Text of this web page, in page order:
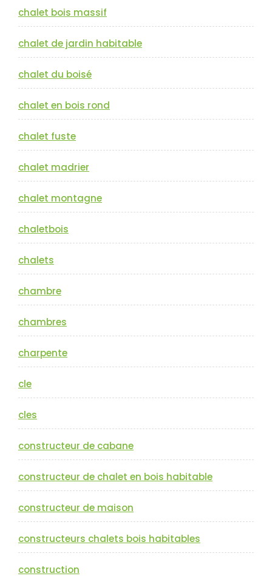
chalet bois massif
chalet de jardin habitable
chalet du boisé
chalet en bois rond
chalet fuste
chalet madrier
chalet montagne
chaletbois
chalets
chambre
chambres
charpente
cle
cles
constructeur de cabane
constructeur de chalet en bois habitable
constructeur de maison
constructeurs chalets bois habitables
construction